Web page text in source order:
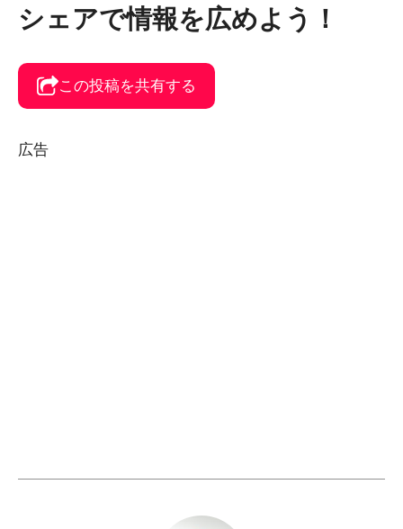
シェアで情報を広めよう！
この投稿を共有する
広告